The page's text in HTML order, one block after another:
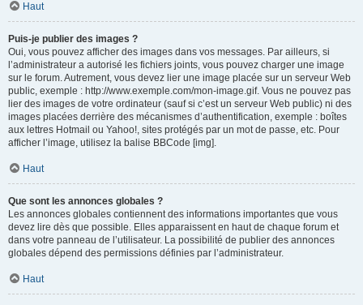
Haut
Puis-je publier des images ?
Oui, vous pouvez afficher des images dans vos messages. Par ailleurs, si
l’administrateur a autorisé les fichiers joints, vous pouvez charger une image
sur le forum. Autrement, vous devez lier une image placée sur un serveur Web
public, exemple : http://www.exemple.com/mon-image.gif. Vous ne pouvez pas
lier des images de votre ordinateur (sauf si c’est un serveur Web public) ni des
images placées derrière des mécanismes d’authentification, exemple : boîtes
aux lettres Hotmail ou Yahoo!, sites protégés par un mot de passe, etc. Pour
afficher l’image, utilisez la balise BBCode [img].
Haut
Que sont les annonces globales ?
Les annonces globales contiennent des informations importantes que vous
devez lire dès que possible. Elles apparaissent en haut de chaque forum et
dans votre panneau de l’utilisateur. La possibilité de publier des annonces
globales dépend des permissions définies par l’administrateur.
Haut